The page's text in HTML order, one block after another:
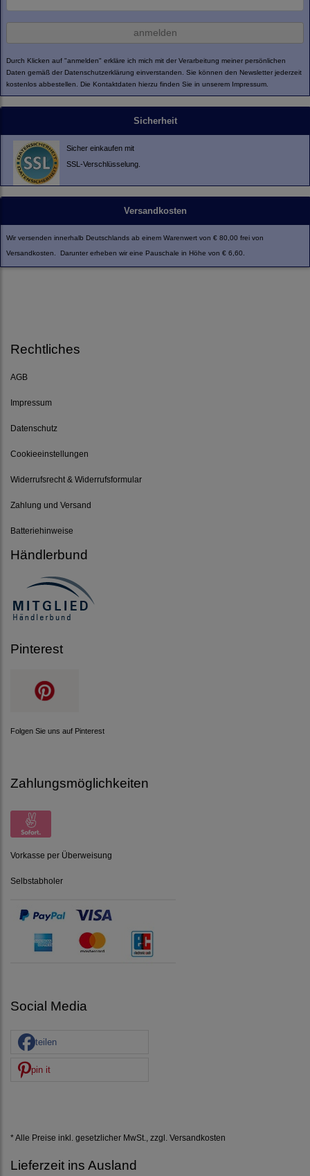
anmelden
Durch Klicken auf "anmelden" erkläre ich mich mit der Verarbeitung meiner persönlichen
Daten gemäß der Datenschutzerklärung einverstanden. Sie können den Newsletter jederzeit
kostenlos abbestellen. Die Kontaktdaten hierzu finden Sie in unserem Impressum.
Sicherheit
Sicher einkaufen mit
SSL-Verschlüsselung.
Versandkosten
Wir versenden innerhalb Deutschlands ab einem Warenwert von € 80,00 frei von
Versandkosten. Darunter erheben wir eine Pauschale in Höhe von € 6,60.
Rechtliches
AGB
Impressum
Datenschutz
Cookieeinstellungen
Widerrufsrecht & Widerrufsformular
Zahlung und Versand
Batteriehinweise
Händlerbund
Pinterest
Folgen Sie uns auf Pinterest
Zahlungsmöglichkeiten
Vorkasse per Überweisung
Selbstabholer
Social Media
teilen
pin it
* Alle Preise inkl. gesetzlicher MwSt., zzgl. Versandkosten
Lieferzeit ins Ausland